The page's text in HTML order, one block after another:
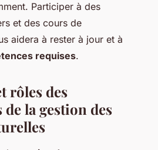
Participer à des
et des cours de
aidera à rester à jour et à
requises.
rôles des
la gestion des